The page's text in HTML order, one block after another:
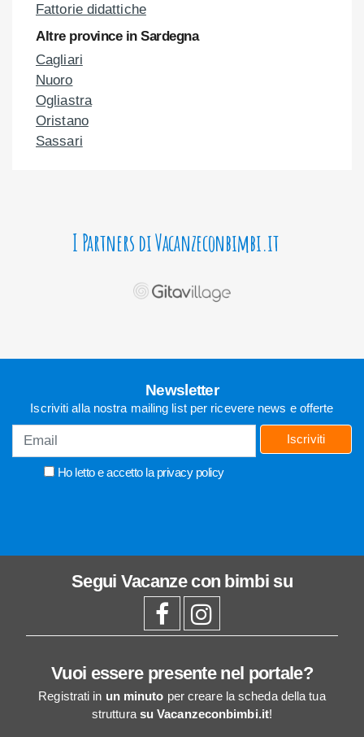
Fattorie didattiche
Altre province in Sardegna
Cagliari
Nuoro
Ogliastra
Oristano
Sassari
I Partners di Vacanzeconbimbi.it
Newsletter
Iscriviti alla nostra mailing list per ricevere news e offerte
Ho letto e accetto la privacy policy
Iscriviti
Segui Vacanze con bimbi su
Vuoi essere presente nel portale?
Registrati in un minuto per creare la scheda della tua
struttura su Vacanzeconbimbi.it!